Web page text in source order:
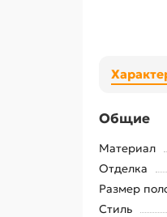
Общие
Материал
Отделка
Размер
Стиль